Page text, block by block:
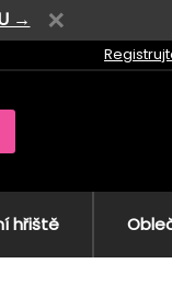
→
hřiště